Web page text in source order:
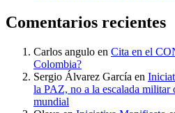
Comentarios recientes
Carlos angulo en Cita en el
Colombia?
Sergio Álvarez García en
la PAZ, no a la escalada militar
mundial